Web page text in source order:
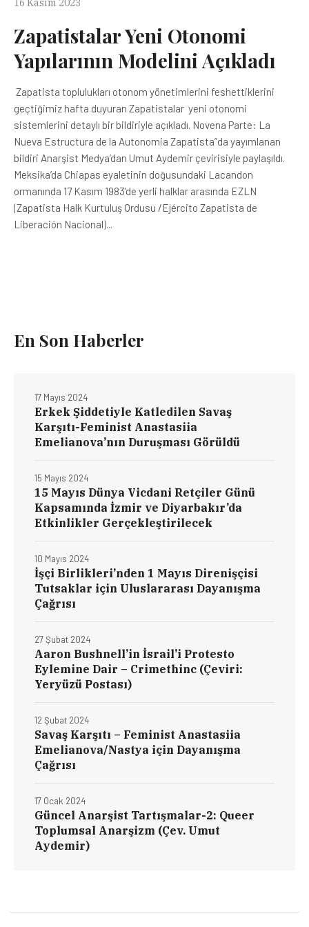
16 Kasım 2023
Zapatistalar Yeni Otonomi
Yapılarının Modelini Açıkladı
Zapatista toplulukları otonom yönetimlerini feshettiklerini
geçtiğimiz hafta duyuran Zapatistalar yeni otonomi
sistemlerini detaylı bir bildiriyle açıkladı. Novena Parte: La
Nueva Estructura de la Autonomia Zapatista”da yayımlanan
bildiri Anarşist Medya’dan Umut Aydemir çevirisiyle paylaşıldı.
Meksika’da Chiapas eyaletinin doğusundaki Lacandon
ormanında 17 Kasım 1983’de yerli halklar arasında EZLN
(Zapatista Halk Kurtuluş Ordusu /Ejército Zapatista de
Liberación Nacional)...
En Son Haberler
Erkek Şiddetiyle Katledilen Savaş
Karşıtı-Feminist Anastasiia
Emelianova’nın Duruşması Görüldü
17 Mayıs 2024
15 Mayıs Dünya Vicdani Retçiler Günü
Kapsamında İzmir ve Diyarbakır’da
Etkinlikler Gerçekleştirilecek
15 Mayıs 2024
İşçi Birlikleri’nden 1 Mayıs Direnişçisi
Tutsaklar için Uluslararası Dayanışma
Çağrısı
10 Mayıs 2024
Aaron Bushnell’in İsrail’i Protesto
Eylemine Dair – Crimethinc (Çeviri:
Yeryüzü Postası)
27 Şubat 2024
Savaş Karşıtı – Feminist Anastasiia
Emelianova/Nastya için Dayanışma
Çağrısı
12 Şubat 2024
Güncel Anarşist Tartışmalar-2: Queer
Toplumsal Anarşizm (Çev. Umut
Aydemir)
17 Ocak 2024